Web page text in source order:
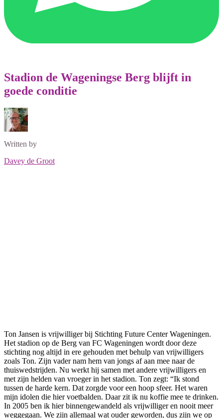
Stadion de Wageningse Berg blijft in
goede conditie
Written by
Davey de Groot
Ton Jansen is vrijwilliger bij Stichting Future Center Wageningen.
Het stadion op de Berg van FC Wageningen wordt door deze
stichting nog altijd in ere gehouden met behulp van vrijwilligers
zoals Ton. Zijn vader nam hem van jongs af aan mee naar de
thuiswedstrijden. Nu werkt hij samen met andere vrijwilligers en
met zijn helden van vroeger in het stadion. Ton zegt: “Ik stond
tussen de harde kern. Dat zorgde voor een hoop sfeer. Het waren
mijn idolen die hier voetbalden. Daar zit ik nu koffie mee te drinken.
In 2005 ben ik hier binnengewandeld als vrijwilliger en nooit meer
weggegaan. We zijn allemaal wat ouder geworden, dus zijn we op